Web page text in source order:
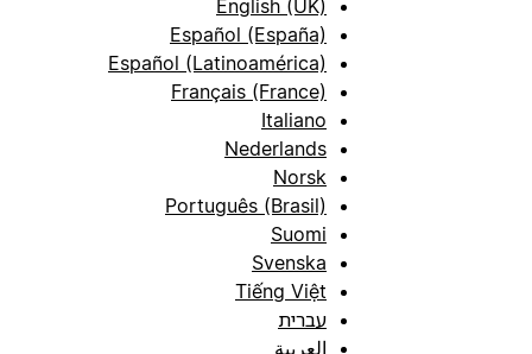
English (UK)
Español (España)
Español (Latinoamérica)
Français (France)
Italiano
Nederlands
Norsk
Português (Brasil)
Suomi
Svenska
Tiếng Việt
עברית
العربية